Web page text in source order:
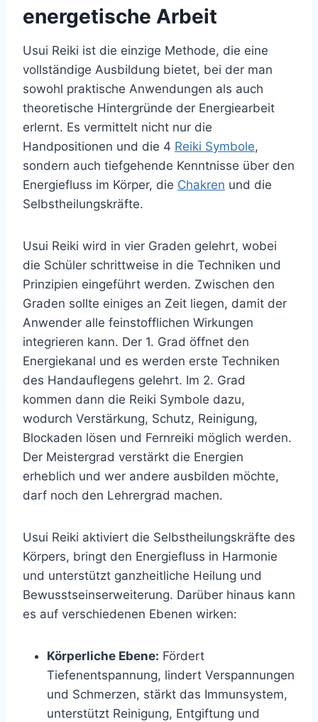
energetische Arbeit
Usui Reiki ist die einzige Methode, die eine
vollständige Ausbildung bietet, bei der man
sowohl praktische Anwendungen als auch
theoretische Hintergründe der Energiearbeit
erlernt. Es vermittelt nicht nur die
Handpositionen und die 4 Reiki Symbole,
sondern auch tiefgehende Kenntnisse über den
Energiefluss im Körper, die Chakren und die
Selbstheilungskräfte.
Usui Reiki wird in vier Graden gelehrt, wobei
die Schüler schrittweise in die Techniken und
Prinzipien eingeführt werden. Zwischen den
Graden sollte einiges an Zeit liegen, damit der
Anwender alle feinstofflichen Wirkungen
integrieren kann. Der 1. Grad öffnet den
Energiekanal und es werden erste Techniken
des Handauflegens gelehrt. Im 2. Grad
kommen dann die Reiki Symbole dazu,
wodurch Verstärkung, Schutz, Reinigung,
Blockaden lösen und Fernreiki möglich werden.
Der Meistergrad verstärkt die Energien
erheblich und wer andere ausbilden möchte,
darf noch den Lehrergrad machen.
Usui Reiki aktiviert die Selbstheilungskräfte des
Körpers, bringt den Energiefluss in Harmonie
und unterstützt ganzheitliche Heilung und
Bewusstseinserweiterung. Darüber hinaus kann
es auf verschiedenen Ebenen wirken:
Körperliche Ebene: Fördert
Tiefenentspannung, lindert Verspannungen
und Schmerzen, stärkt das Immunsystem,
unterstützt Reinigung, Entgiftung und